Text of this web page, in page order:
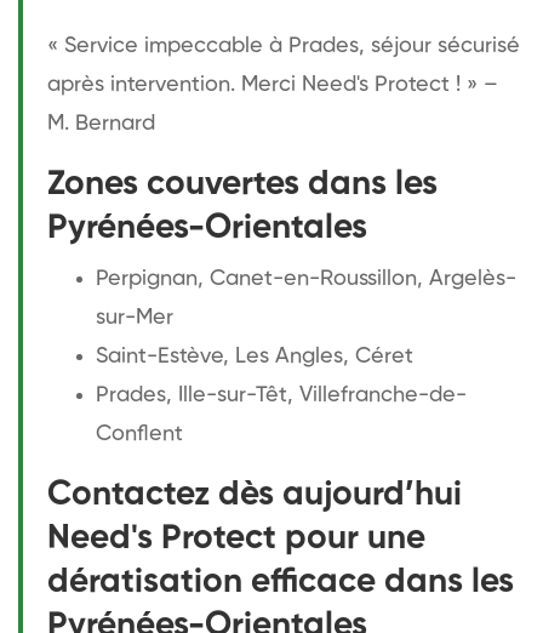
« Service impeccable à Prades, séjour sécurisé
après intervention. Merci Need's Protect ! » –
M. Bernard
Zones couvertes dans les
Pyrénées-Orientales
Perpignan, Canet-en-Roussillon, Argelès-
sur-Mer
Saint-Estève, Les Angles, Céret
Prades, Ille-sur-Têt, Villefranche-de-
Conflent
Contactez dès aujourd’hui
Need's Protect pour une
dératisation efficace dans les
Pyrénées-Orientales